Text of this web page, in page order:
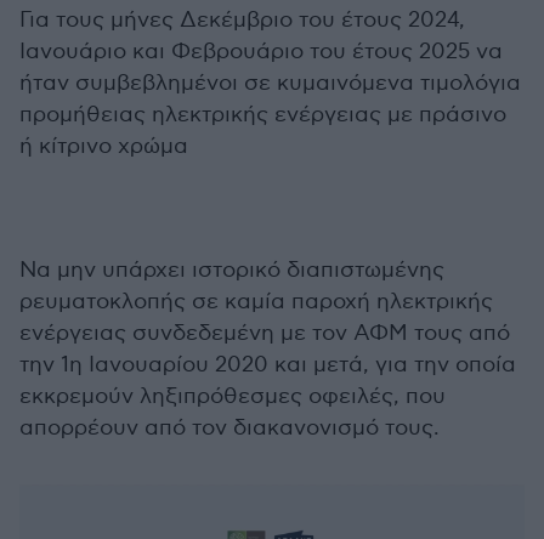
Για τους μήνες Δεκέμβριο του έτους 2024,
Ιανουάριο και Φεβρουάριο του έτους 2025 να
ήταν συμβεβλημένοι σε κυμαινόμενα τιμολόγια
προμήθειας ηλεκτρικής ενέργειας με πράσινο
ή κίτρινο χρώμα
Να μην υπάρχει ιστορικό διαπιστωμένης
ρευματοκλοπής σε καμία παροχή ηλεκτρικής
ενέργειας συνδεδεμένη με τον ΑΦΜ τους από
την 1η Ιανουαρίου 2020 και μετά, για την οποία
εκκρεμούν ληξιπρόθεσμες οφειλές, που
απορρέουν από τον διακανονισμό τους.